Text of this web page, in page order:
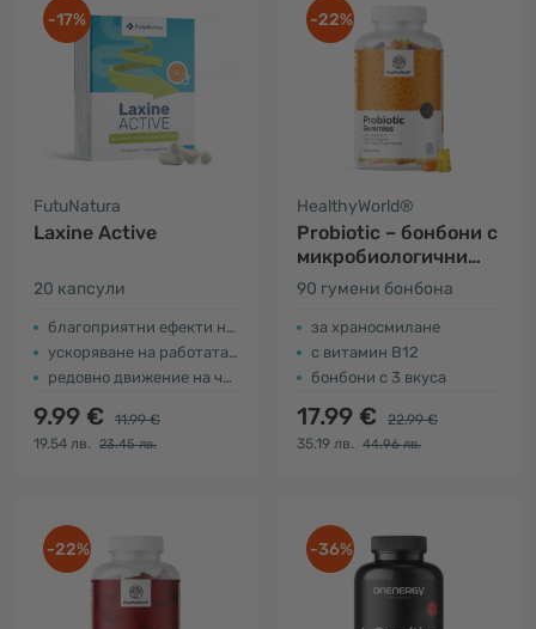
-17%
FutuNatura
Laxine Active
20 капсули
благоприятни ефекти на зърнастеца
ускоряване на работата на червата
редовно движение на червата
9.99 €
11.99 €
19.54 лв.
23.45 лв.
-22%
HealthyWorld®
Probiotic – бонбони с
микробиологични
култури
90 гумени бонбона
за храносмилане
с витамин В12
бонбони с 3 вкуса
17.99 €
22.99 €
35.19 лв.
44.96 лв.
-22% -36%